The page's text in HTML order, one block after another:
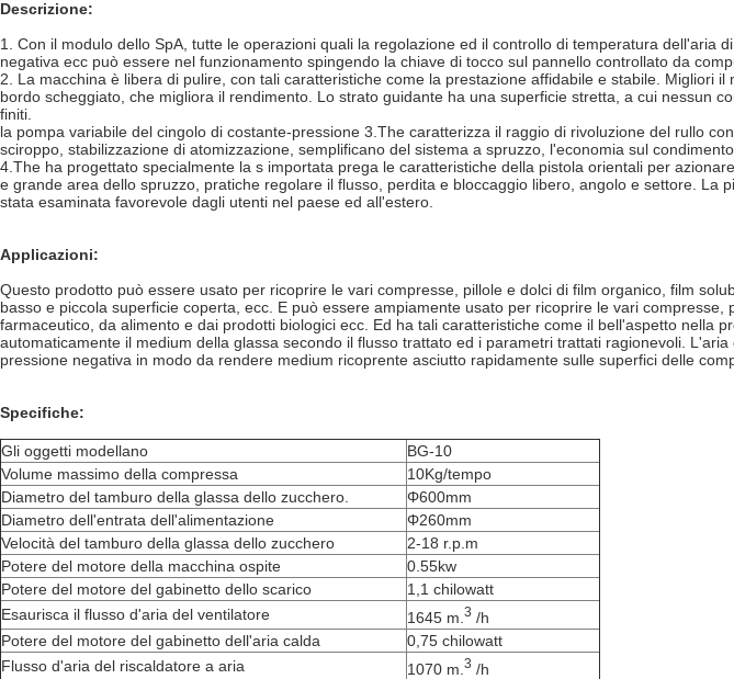
Descrizione:
1. Con il modulo dello SpA, tutte le operazioni quali la regolazione ed il controllo di temperatura
negativa ecc può essere nel funzionamento spingendo la chiave di tocco sul pannello controllato da
2. La macchina è libera di pulire, con tali caratteristiche come la prestazione affidabile e stabile.
bordo scheggiato, che migliora il rendimento. Lo strato guidante ha una superficie stretta, a cui nessun
finiti.
la pompa variabile del cingolo di costante-pressione 3.The caratterizza il raggio di rivoluzione del rullo
sciroppo, stabilizzazione di atomizzazione, semplificano del sistema a spruzzo, l'economia sul
4.The ha progettato specialmente la s importata prega le caratteristiche della pistola orientali per
e grande area dello spruzzo, pratiche regolare il flusso, perdita e bloccaggio libero, angolo e settore.
stata esaminata favorevole dagli utenti nel paese ed all'estero.
Applicazioni:
Questo prodotto può essere usato per ricoprire le vari compresse, pillole e dolci di film organico, film
basso e piccola superficie coperta, ecc. E può essere ampiamente usato per ricoprire le vari
farmaceutico, da alimento e dai prodotti biologici ecc. Ed ha tali caratteristiche come il bell'aspetto
automaticamente il medium della glassa secondo il flusso trattato ed i parametri trattati ragionevoli.
pressione negativa in modo da rendere medium ricoprente asciutto rapidamente sulle superfici delle
Specifiche:
Gli oggetti modellano
BG-10
Volume massimo della compressa
10Kg/tempo
Diametro del tamburo della glassa dello zucchero.
Φ600mm
Diametro dell'entrata dell'alimentazione
Φ260mm
Velocità del tamburo della glassa dello zucchero
2-18 r.p.m
Potere del motore della macchina ospite
0.55kw
Potere del motore del gabinetto dello scarico
1,1 chilowatt
Esaurisca il flusso d'aria del ventilatore
1645 m. 3 /h
Potere del motore del gabinetto dell'aria calda
0,75 chilowatt
Flusso d'aria del riscaldatore a aria
1070 m. 3 /h